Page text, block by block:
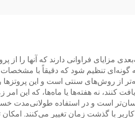
مزایای فراوانی دارند که آنها را
گونه‌ای تنظیم شود که دقیقاً با مشخصات
از روش‌های سنتی است و این پروتزها
کنند، نه هفته‌ها یا ماه‌ها، که این
است و در استفاده طولانی‌مدت
با گذشت زمان تغییر می‌کنند.